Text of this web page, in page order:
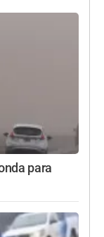
para